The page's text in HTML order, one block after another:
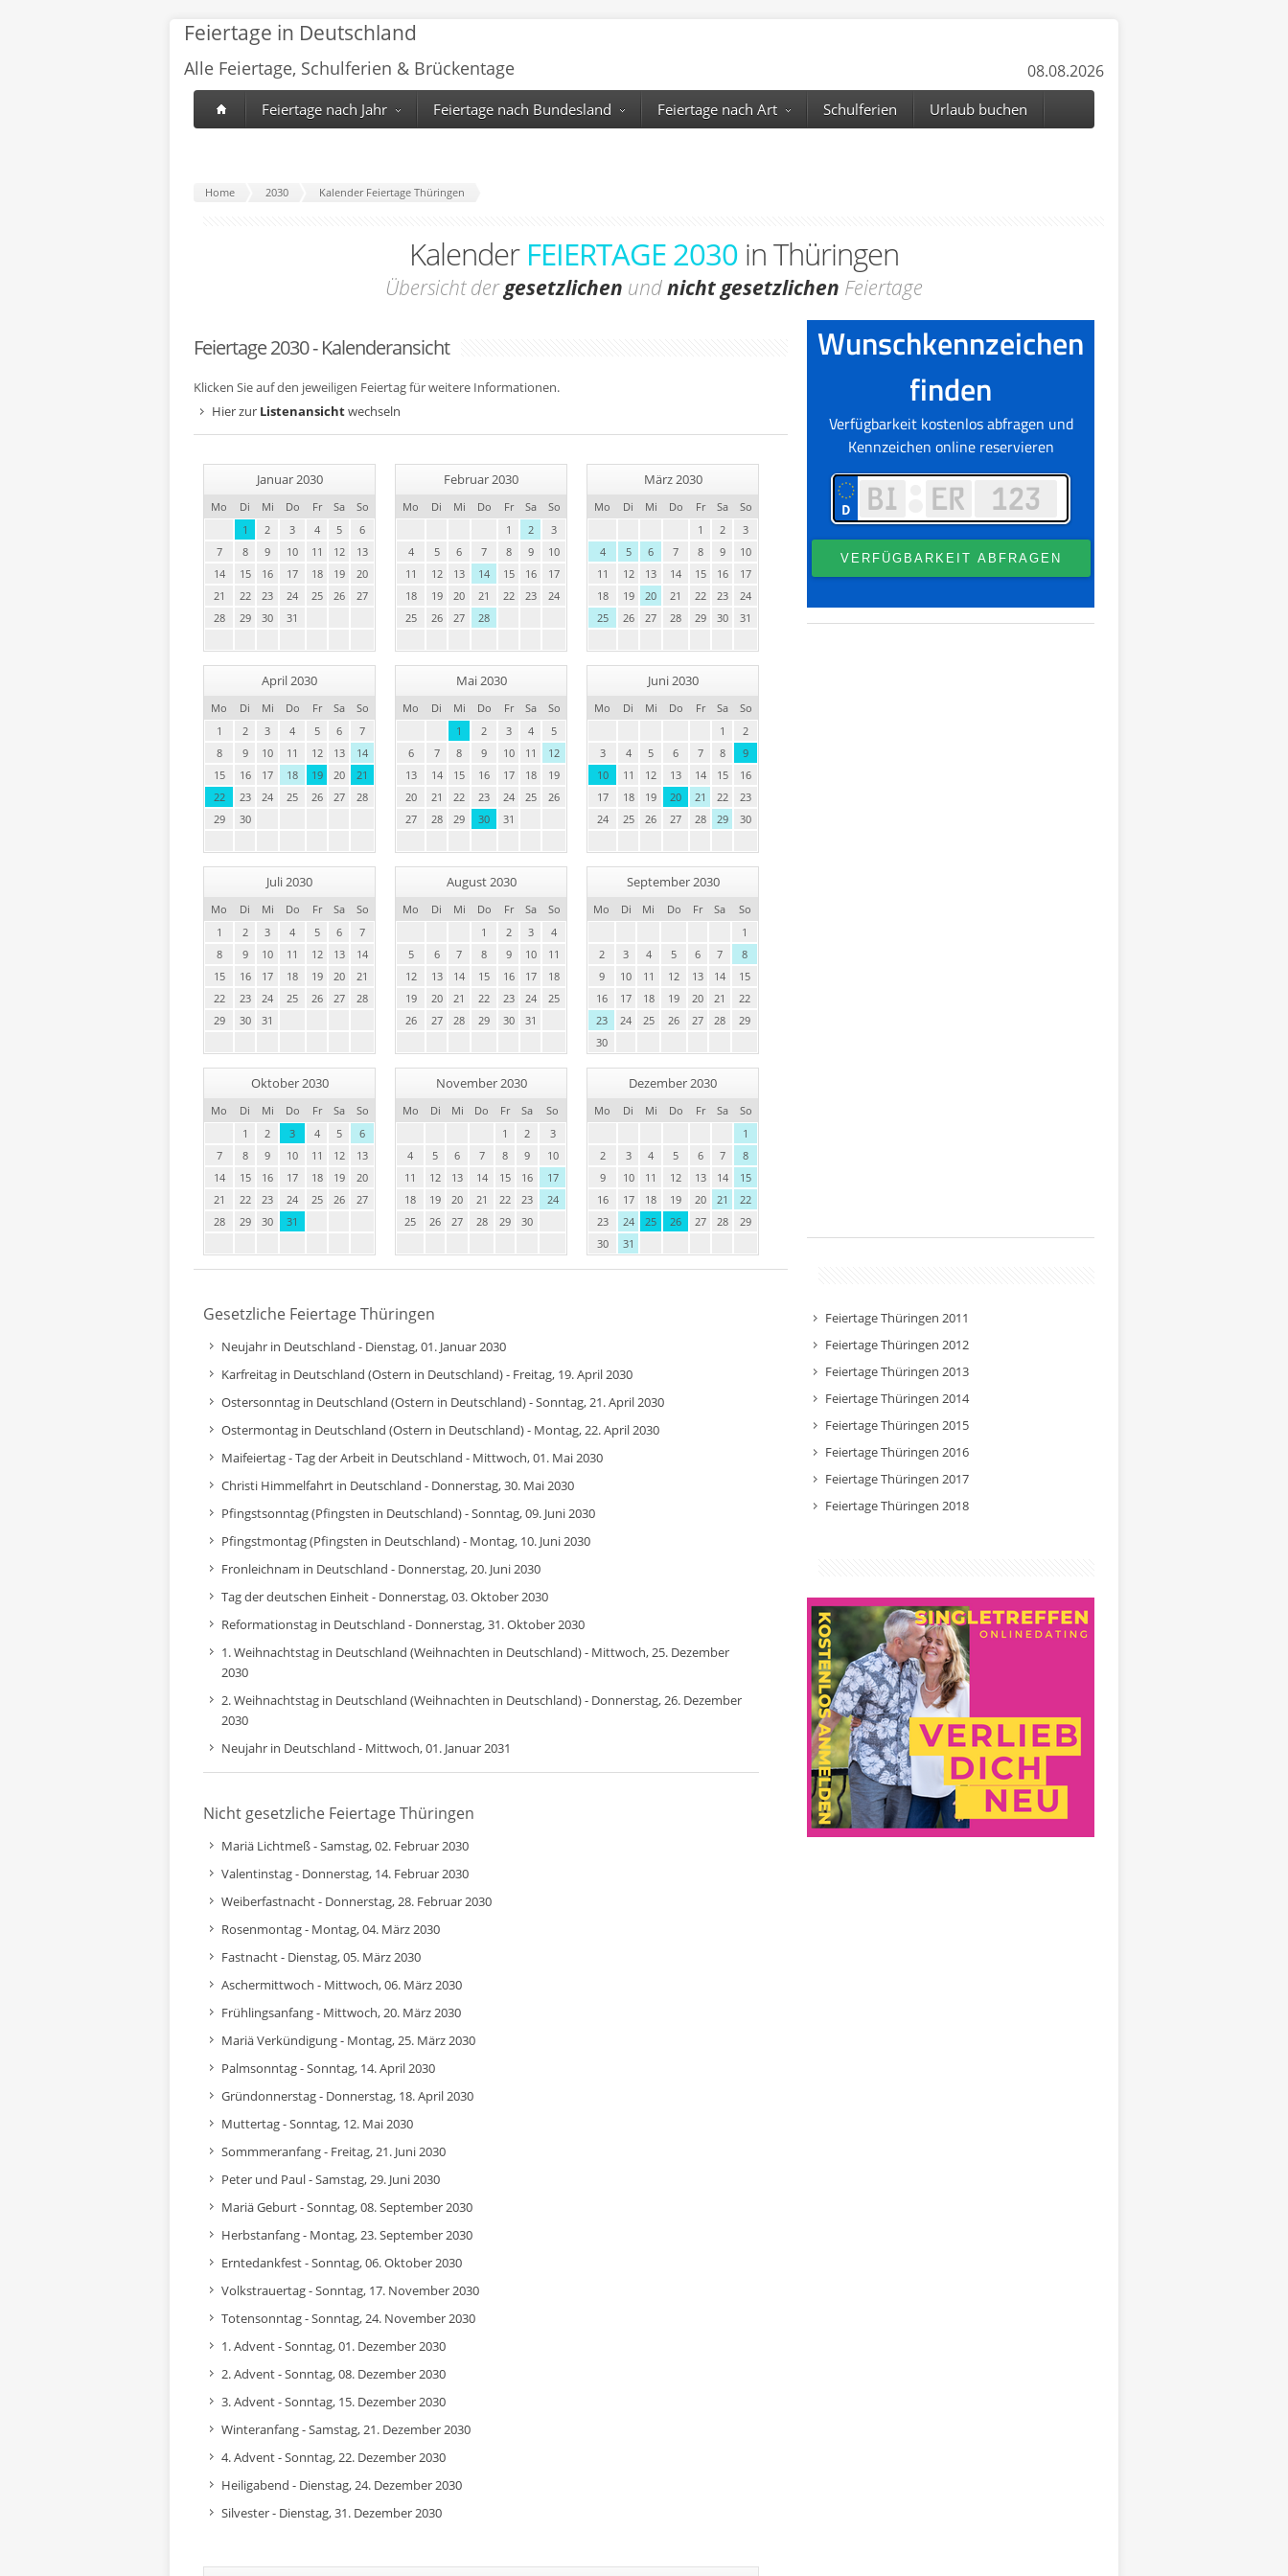
Feiertage in Deutschland
Alle Feiertage, Schulferien & Brückentage 08.08.2026
Feiertage nach Jahr Feiertage nach Bundesland Feiertage nach Art Schulferien Urlaub buchen
Home 2030 Kalender Feiertage Thüringen
Kalender FEIERTAGE 2030in Thüringen
Übersicht dergesetzlichen undnicht gesetzlichen Feiertage
Feiertage 2030 - Kalenderansicht
Klicken Sie auf den jeweiligen Feiertag für weitere Informationen.
Hier zur Listenansichtwechseln
Januar 2030
Mo Di Mi Do Fr Sa
So
1
2 3 4 5
6
7
8 9 10 11 12
13
14
15 16 17 18 19
20
21
22 23 24 25 26
27
28
29 30 31
Februar 2030
Mo Di Mi Do Fr Sa
So
1
2
3
4
5 6 7 8 9
10
11
12 13 14 15 16
17
18
19 20 21 22 23
24
25
26 27 28
März 2030
Mo Di Mi Do Fr Sa
So
1
2
3
4
5 6 7 8 9
10
11
12 13 14 15 16
17
18
19 20 21 22 23
24
25
26 27 28 29 30 31
April 2030
Mo Di Mi Do Fr Sa
So
1
2 3 4 5 6
7
8
9 10 11 12 13
14
15
16 17 18 19 20
21
22
23 24 25 26 27
28
29
30
Mai 2030
Mo Di Mi Do Fr Sa
So
1
2 3 4
5
6
7 8 9 10 11
12
13
14 15 16 17 18
19
20
21 22 23 24 25
26
27
28 29 30 31
Juni 2030
Mo Di Mi Do Fr Sa
So
1
2
3
4 5 6 7 8
9
10
11 12 13 14 15
16
17
18 19 20 21 22
23
24
25 26 27 28 29 30
Juli 2030
Mo Di Mi Do Fr Sa
So
1
2 3 4 5 6
7
8
9 10 11 12 13
14
15
16 17 18 19 20
21
22
23 24 25 26 27
28
29
30 31
August 2030
Mo Di Mi Do Fr Sa
So
1
2 3
4
5
6 7 8 9 10
11
12
13 14 15 16 17
18
19
20 21 22 23 24
25
26
27 28 29 30 31
September 2030
Mo Di Mi Do Fr Sa
So
1
2
3 4 5 6 7
8
9
10 11 12 13 14
15
16
17 18 19 20 21
22
23
24 25 26 27 28
29
30
Oktober 2030
Mo Di Mi Do Fr Sa
So
1
2 3 4 5
6
7
8 9 10 11 12
13
14
15 16 17 18 19
20
21
22 23 24 25 26
27
28
29 30 31
November 2030
Mo Di Mi Do Fr Sa
So
1
2
3
4
5 6 7 8 9
10
11
12 13 14 15 16
17
18
19 20 21 22 23
24
25
26 27 28 29 30
Dezember 2030
Mo Di Mi Do Fr Sa
So
1
2
3 4 5 6 7
8
9
10 11 12 13 14
15
16
17 18 19 20 21
22
23
24 25 26 27 28
29
30
31
Gesetzliche Feiertage Thüringen
Neujahr in Deutschland - Dienstag, 01. Januar 2030
Karfreitag in Deutschland (Ostern in Deutschland) - Freitag, 19. April 2030
Ostersonntag in Deutschland (Ostern in Deutschland) - Sonntag, 21. April 2030
Ostermontag in Deutschland (Ostern in Deutschland) - Montag, 22. April 2030
Maifeiertag - Tag der Arbeit in Deutschland - Mittwoch, 01. Mai 2030
Christi Himmelfahrt in Deutschland - Donnerstag, 30. Mai 2030
Pfingstsonntag (Pfingsten in Deutschland) - Sonntag, 09. Juni 2030
Pfingstmontag (Pfingsten in Deutschland) - Montag, 10. Juni 2030
Fronleichnam in Deutschland - Donnerstag, 20. Juni 2030
Tag der deutschen Einheit - Donnerstag, 03. Oktober 2030
Reformationstag in Deutschland - Donnerstag, 31. Oktober 2030
1. Weihnachtstag in Deutschland (Weihnachten in Deutschland) - Mittwoch, 25. Dezember
2030
2. Weihnachtstag in Deutschland (Weihnachten in Deutschland) - Donnerstag, 26. Dezember
2030
Neujahr in Deutschland - Mittwoch, 01. Januar 2031
Nicht gesetzliche Feiertage Thüringen
Mariä Lichtmeß - Samstag, 02. Februar 2030
Valentinstag - Donnerstag, 14. Februar 2030
Weiberfastnacht - Donnerstag, 28. Februar 2030
Rosenmontag - Montag, 04. März 2030
Fastnacht - Dienstag, 05. März 2030
Aschermittwoch - Mittwoch, 06. März 2030
Frühlingsanfang - Mittwoch, 20. März 2030
Mariä Verkündigung - Montag, 25. März 2030
Palmsonntag - Sonntag, 14. April 2030
Gründonnerstag - Donnerstag, 18. April 2030
Muttertag - Sonntag, 12. Mai 2030
Sommmeranfang - Freitag, 21. Juni 2030
Peter und Paul - Samstag, 29. Juni 2030
Mariä Geburt - Sonntag, 08. September 2030
Herbstanfang - Montag, 23. September 2030
Erntedankfest - Sonntag, 06. Oktober 2030
Volkstrauertag - Sonntag, 17. November 2030
Totensonntag - Sonntag, 24. November 2030
1. Advent - Sonntag, 01. Dezember 2030
2. Advent - Sonntag, 08. Dezember 2030
3. Advent - Sonntag, 15. Dezember 2030
Winteranfang - Samstag, 21. Dezember 2030
4. Advent - Sonntag, 22. Dezember 2030
Heiligabend - Dienstag, 24. Dezember 2030
Silvester - Dienstag, 31. Dezember 2030
Feiertage Thüringen 2011
Feiertage Thüringen 2012
Feiertage Thüringen 2013
Feiertage Thüringen 2014
Feiertage Thüringen 2015
Feiertage Thüringen 2016
Feiertage Thüringen 2017
Feiertage Thüringen 2018